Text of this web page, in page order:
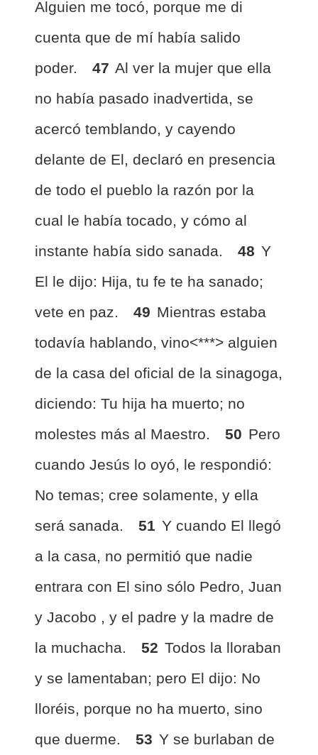
Alguien me tocó, porque me di
cuenta que de mí había salido
poder.
47 Al ver la mujer que ella
no había pasado inadvertida, se
acercó temblando, y cayendo
delante de El, declaró en presencia
de todo el pueblo la razón por la
cual le había tocado, y cómo al
instante había sido sanada.
48 Y
El le dijo: Hija, tu fe te ha sanado;
vete en paz.
49 Mientras estaba
todavía hablando, vino<***> alguien
de la casa del oficial de la sinagoga,
diciendo: Tu hija ha muerto; no
molestes más al Maestro.
50 Pero
cuando Jesús lo oyó, le respondió:
No temas; cree solamente, y ella
será sanada.
51 Y cuando El llegó
a la casa, no permitió que nadie
entrara con El sino sólo Pedro, Juan
y Jacobo , y el padre y la madre de
la muchacha.
52 Todos la lloraban
y se lamentaban; pero El dijo: No
lloréis, porque no ha muerto, sino
que duerme.
53 Y se burlaban de